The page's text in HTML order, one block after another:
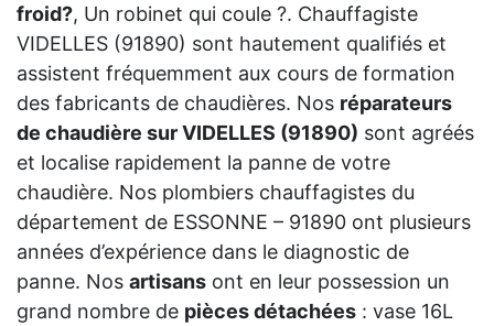
froid?, Un robinet qui coule ?. Chauffagiste
VIDELLES (91890) sont hautement qualifiés et
assistent fréquemment aux cours de formation
des fabricants de chaudières. Nos réparateurs
de chaudière sur VIDELLES (91890) sont agréés
et localise rapidement la panne de votre
chaudière. Nos plombiers chauffagistes du
département de ESSONNE – 91890 ont plusieurs
années d’expérience dans le diagnostic de
panne. Nos artisans ont en leur possession un
grand nombre de pièces détachées : vase 16L